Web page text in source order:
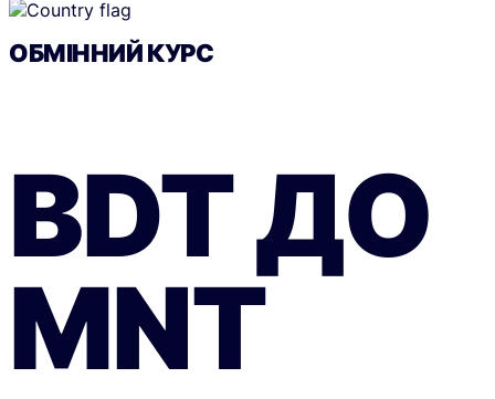
ОБМІННИЙ КУРС
BDTДО
MNT